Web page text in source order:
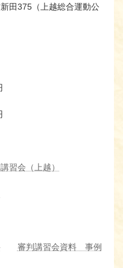
田375（上越総合運動公
習会（上越）
審判講習会資料 事例